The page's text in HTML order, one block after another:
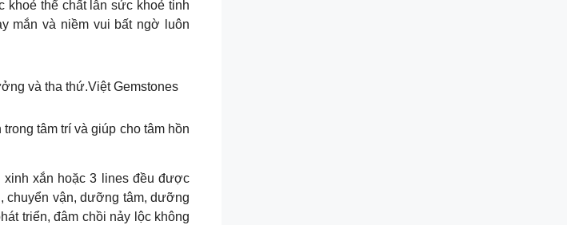
khoẻ thể chất lẫn sức khoẻ tinh
mắn và niềm vui bất ngờ luôn
và tha thứ.Việt Gemstones
tâm trí và giúp cho tâm hồn
xắn hoặc 3 lines đều được
chuyển vận, dưỡng tâm, dưỡng
triển, đâm chồi nảy lộc không